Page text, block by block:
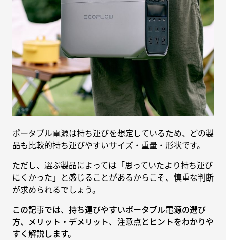
ポータブル電源は持ち運びを想定しているため、どの製
品も比較的持ち運びやすいサイズ・重量・形状です。
ただし、選ぶ製品によっては「思っていたより持ち運び
にくかった」と感じることがあるからこそ、慎重な判断
が求められるでしょう。
この記事では、持ち運びやすいポータブル電源の選び
方、メリット・デメリット、注意点とヒントをわかりや
すく解説します。